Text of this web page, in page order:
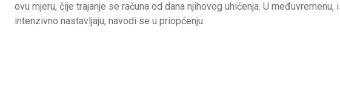
ovu mjeru, čije trajanje se računa od dana njihovog uhićenja. U
intenzivno nastavljaju, navodi se u priopćenju.